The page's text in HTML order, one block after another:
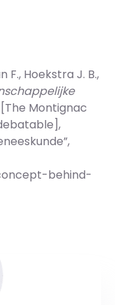
F., Hoekstra J. B.,
[The Montignac
behind-